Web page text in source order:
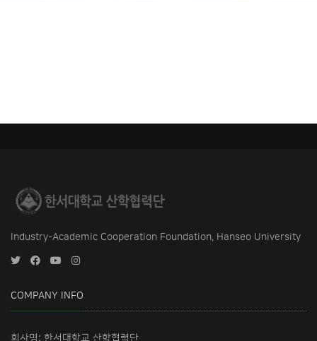
Industry-Academic Cooperation Foundation, Hanseo University
COMPANY INFO
회사명: 한서대학교 산학협력단